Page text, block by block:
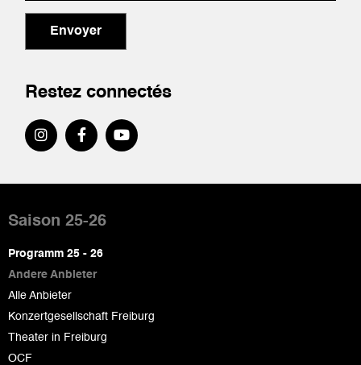
Envoyer
Restez connectés
de
page
Saison 25-26
Programm 25 - 26
Andere Anbieter
Alle Anbieter
Konzertgesellschaft Freiburg
Theater in Freiburg
OCF